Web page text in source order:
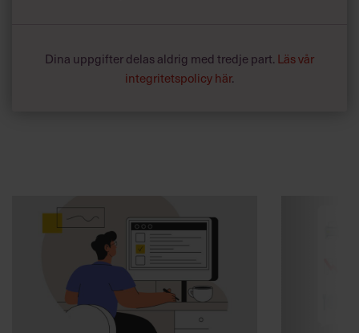
Dina uppgifter delas aldrig med tredje part. Läs vår
integritetspolicy här.